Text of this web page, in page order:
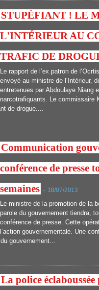
STUPÉFIANT ! LE
L'INTÉRIEUR AU
TRAFIC DE
Le rapport de l’ex patron de
envoyé au ministre de l’Intérieur,
entretenues par Abdoulaye Niang
narcotrafiquants. Le commissaire
de drogue....
Communication
conférence de presse
semaines - 18/07/2013
Le ministre de la promotion de la
parole du gouvernement tiendra,
conférence de presse. Cette
l’action gouvernementale. Une
gouvernement...
La police